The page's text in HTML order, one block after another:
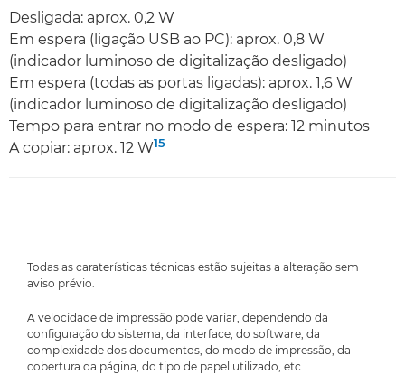
Desligada: aprox. 0,2 W
Em espera (ligação USB ao PC): aprox. 0,8 W
(indicador luminoso de digitalização desligado)
Em espera (todas as portas ligadas): aprox. 1,6 W
(indicador luminoso de digitalização desligado)
Tempo para entrar no modo de espera: 12 minutos
A copiar: aprox. 12 W15
Todas as caraterísticas técnicas estão sujeitas a alteração sem
aviso prévio.
A velocidade de impressão pode variar, dependendo da
configuração do sistema, da interface, do software, da
complexidade dos documentos, do modo de impressão, da
cobertura da página, do tipo de papel utilizado, etc.